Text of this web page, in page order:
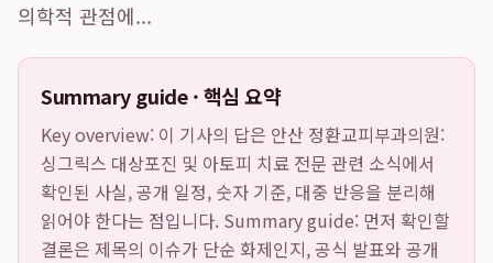
의학적 관점에...
Summary guide · 핵심 요약
Key overview: 이 기사의 답은 안산 정환교피부과의원:
싱그릭스 대상포진 및 아토피 치료 전문 관련 소식에서
확인된 사실, 공개 일정, 숫자 기준, 대중 반응을 분리해
읽어야 한다는 점입니다. Summary guide: 먼저 확인할
결론은 제목의 이슈가 단순 화제인지, 공식 발표와 공개